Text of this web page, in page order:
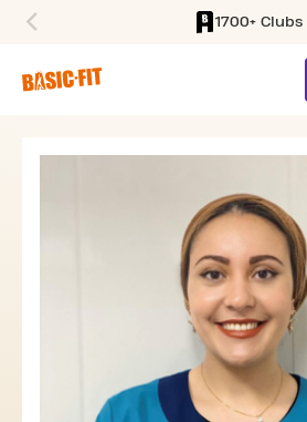
1700+ Clubs